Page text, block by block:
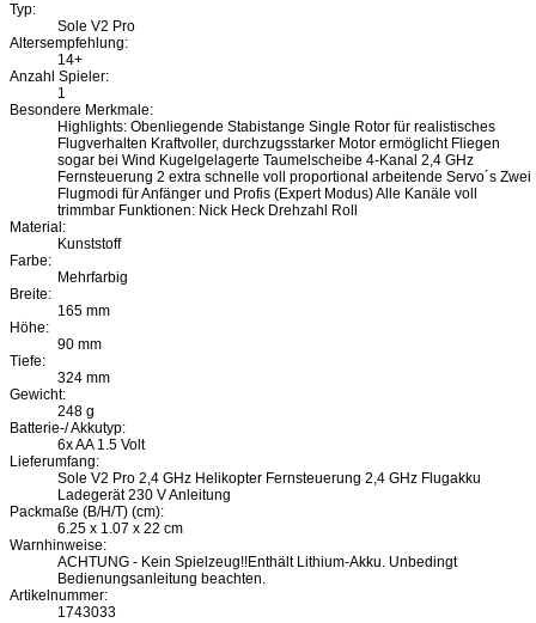
Typ:
Sole V2 Pro
Altersempfehlung:
14+
Anzahl Spieler:
1
Besondere Merkmale:
Highlights: Obenliegende Stabistange Single Rotor für realistisches
Flugverhalten Kraftvoller, durchzugsstarker Motor ermöglicht Fliegen
sogar bei Wind Kugelgelagerte Taumelscheibe 4-Kanal 2,4 GHz
Fernsteuerung 2 extra schnelle voll proportional arbeitende Servo´s Zwei
Flugmodi für Anfänger und Profis (Expert Modus) Alle Kanäle voll
trimmbar Funktionen: Nick Heck Drehzahl Roll
Material:
Kunststoff
Farbe:
Mehrfarbig
Breite:
165 mm
Höhe:
90 mm
Tiefe:
324 mm
Gewicht:
248 g
Batterie-/ Akkutyp:
6x AA 1.5 Volt
Lieferumfang:
Sole V2 Pro 2,4 GHz Helikopter Fernsteuerung 2,4 GHz Flugakku
Ladegerät 230 V Anleitung
Packmaße (B/H/T) (cm):
6.25 x 1.07 x 22 cm
Warnhinweise:
ACHTUNG - Kein Spielzeug!!Enthält Lithium-Akku. Unbedingt
Bedienungsanleitung beachten.
Artikelnummer:
1743033